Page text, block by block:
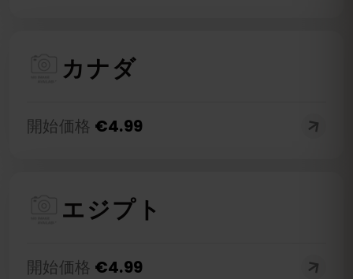
カナダ
開始価格 €4.99
エジプト
開始価格 €4.99